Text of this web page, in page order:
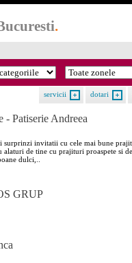
.
dotari
servicii
- Patiserie Andreea
surprinzi invitatii cu cele mai bune
alaturi de tine cu prajituri proaspete si
dulci,..
GRUP